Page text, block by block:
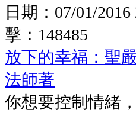
日期： 07/01/2016
擊： 148485
放下的幸福：聖
法師著
你想要控制情緒